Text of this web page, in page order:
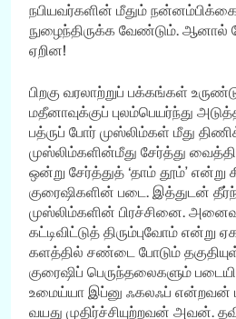
நபியவர்களின் மீதும்
நுழைந்திருக்க வேண்டும்.
ஏறின!
பிறகு வரலாற்றுப் பக்கங்கள்
மதீனாவுக்குப் புலம்பெயர்ந்து
பத்ருப் போர் முஸ்லிம்கள் மீது
முஸ்லிம்களின்மீது சேர்த்து
ஒன்று சேர்த்துத் ‘தாம் தூம்’ என்று
குரைஷிகளின் படை. இத்துடன்
முஸ்லிம்களின் பிரச்சினை.
கட்டிவிட்டுத் திரும்புவோம் என்று
களத்தில் சண்டை போடும்
குரைஷிப் பெருந்தலைகளும்
உமைய்யா இப்னு ஃகலஃப் என்றவன்
வயது முதிர்ச்சியுற்றவன் அவன்.